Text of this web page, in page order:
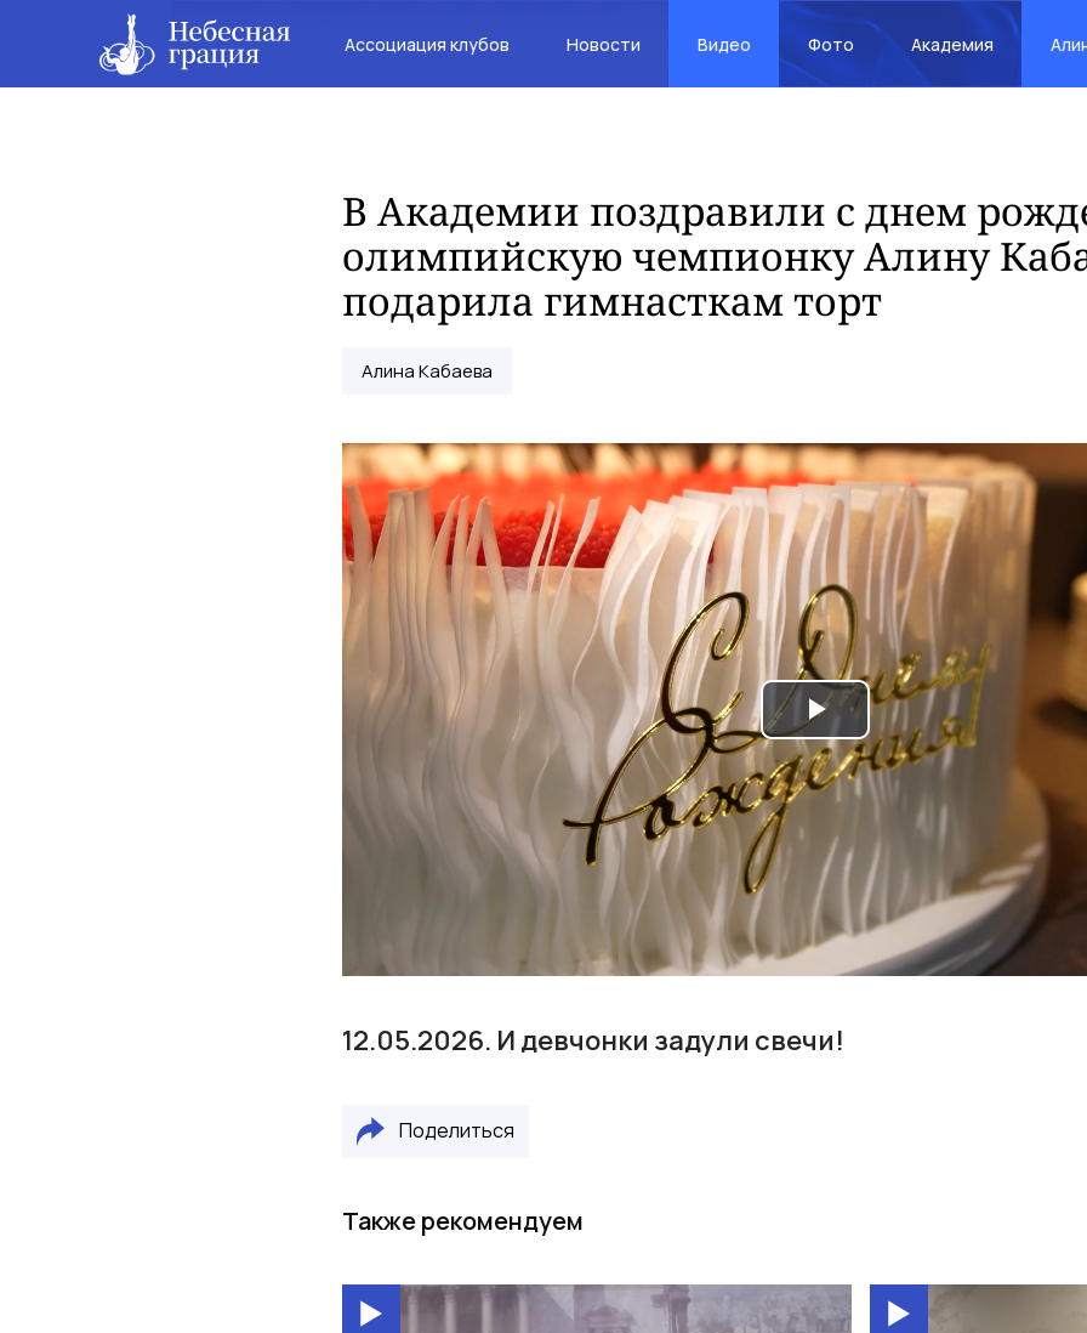
Ассоциация клубов Новости Видео Фото Академия
В Академии поздравили с днем
олимпийскую чемпионку Алину
подарила гимнасткам торт
Алина Кабаева
Play
Video
12.05.2026. И девчонки задули свечи!
Поделиться
Также рекомендуем